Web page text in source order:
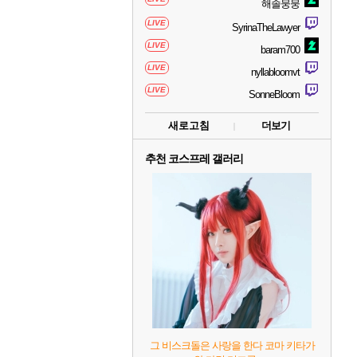
해솔뭉뭉
LIVE SyrinaTheLawyer
LIVE baram700
LIVE nyllabloomvt
LIVE SonneBloom
새로고침 더보기
추천 코스프레 갤러리
그 비스크돌은 사랑을 한다 코마 키타가